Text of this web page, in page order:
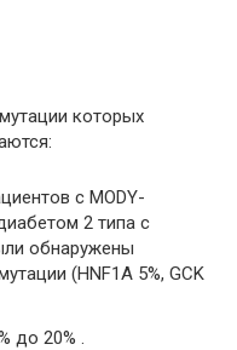
которых
с MODY-
2 типа с
обнаружены
(HNF1A 5%, GCK
до 20% .